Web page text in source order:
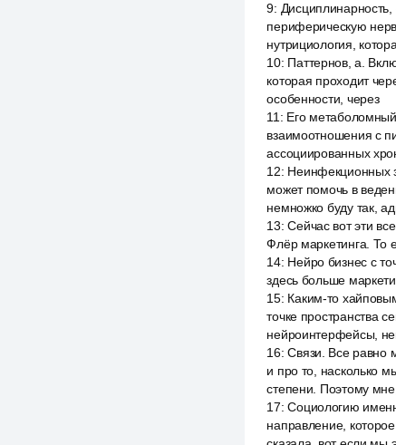
9: Дисциплинарность,
периферическую
нутрициология,
10: Паттернов, а.
которая проходит
особенности, через
11 : Его метаболомный
взаимоотношения с
ассоциированных
12: Неинфекционных
может помочь в
немножко буду так,
13:Сейчас вот эти
Флёр маркетинга. То
14: Нейро бизнес с
здесь больше
15: Каким-то
точке пространства
нейроинтерфейсы,
16:Связи. Все равно
и про то, насколько
степени. Поэтому
17:Социологию
направление,